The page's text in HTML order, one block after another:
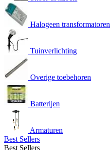
Halogeen transformatoren
Tuinverlichting
Overige toebehoren
Batterijen
Armaturen
Best Sellers
Best Sellers